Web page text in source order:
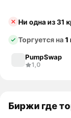
Ни одна из 31
Торгуется на1
PumpSwap
1,0
Биржи где